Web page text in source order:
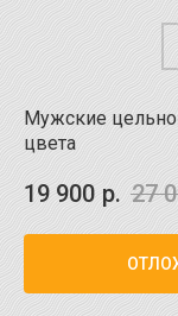
Мужские
цвета
19 900 р. 27